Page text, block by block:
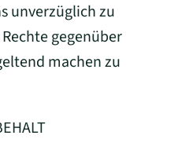
unverzüglich zu
gegenüber
machen zu